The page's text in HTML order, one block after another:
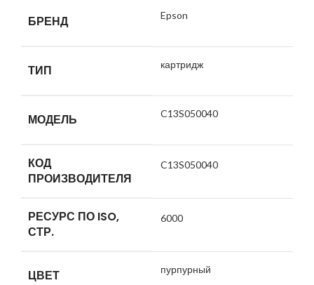
БРЕНД Epson
ТИП картридж
МОДЕЛЬ C13S050040
КОД
ПРОИЗВОДИТЕЛЯ
C13S050040
РЕСУРС ПО ISO,
СТР.
6000
ЦВЕТ пурпурный